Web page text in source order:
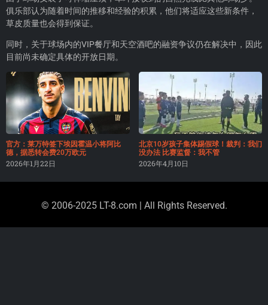
俱乐部认为随着时间的推移和经验的积累，他们将适应这些新条件，
草皮质量也会得到保证。
同时，关于球场内的VIP餐厅和天空酒吧的融资争议仍在解决中，因此
目前尚未确定具体的开放日期。
官方：莱万特签下埃因霍温小将阿比
德，据悉转会费20万欧元
2026年1月22日
北京10岁孩子集体踢假球！裁判：我们
没办法 比赛监督：我不管
2026年4月10日
© 2006-2025 LT-8.com | All Rights Reserved.